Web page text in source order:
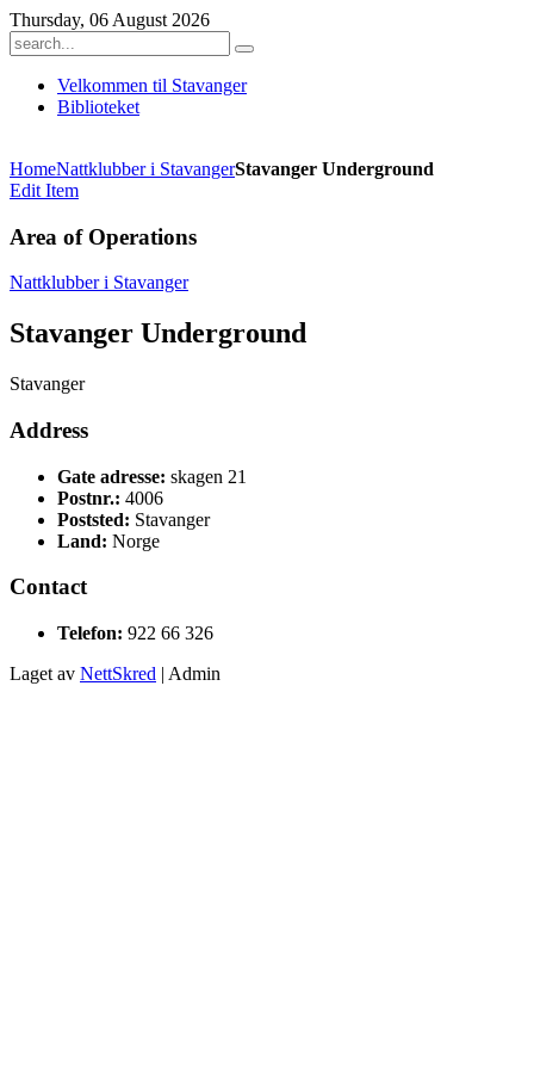
Thursday, 06 August 2026
Velkommen til Stavanger
Biblioteket
HomeNattklubber i StavangerStavanger Underground
Edit Item
Area of Operations
Nattklubber i Stavanger
Stavanger Underground
Stavanger
Address
Gate adresse: skagen 21
Postnr.: 4006
Poststed: Stavanger
Land: Norge
Contact
Telefon: 922 66 326
Laget av NettSkred | Admin